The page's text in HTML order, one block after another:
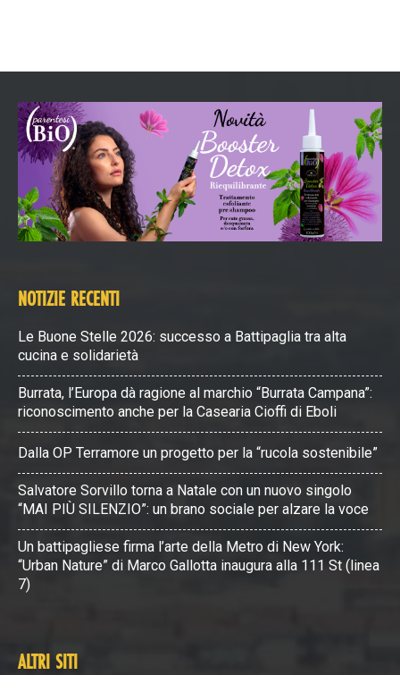
NOTIZIE RECENTI
Le Buone Stelle 2026: successo a Battipaglia tra alta
cucina e solidarietà
Burrata, l’Europa dà ragione al marchio “Burrata Campana”:
riconoscimento anche per la Casearia Cioffi di Eboli
Dalla OP Terramore un progetto per la “rucola sostenibile”
Salvatore Sorvillo torna a Natale con un nuovo singolo
“MAI PIÙ SILENZIO”: un brano sociale per alzare la voce
Un battipagliese firma l’arte della Metro di New York:
“Urban Nature” di Marco Gallotta inaugura alla 111 St (linea
7)
ALTRI SITI